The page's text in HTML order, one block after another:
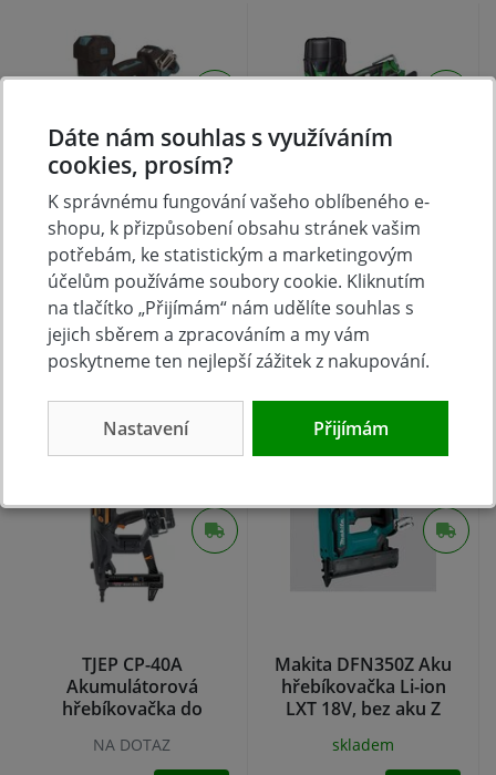
Makita DBN 610ZJ aku
hřebíkovačka Li-ion
LXT 18V, bez aku Z
skladem
11 158 Kč Koupit
Aku hřebíkovačka pro
tesařské kování
ANKER NR3665DAW6Z
Hikoki
skladem
12 799 Kč Koupit
TJEP CP-40A
Akumulátorová
hřebíkovačka do
mm
NA DOTAZ
Makita DFN350Z Aku
hřebíkovačka Li-ion
LXT 18V, bez aku Z
skladem
Dáte nám souhlas s využíváním
cookies, prosím?
K správnému fungování vašeho oblíbeného e-
shopu, k přizpůsobení obsahu stránek vašim
potřebám, ke statistickým a marketingovým
účelům používáme soubory cookie. Kliknutím
na tlačítko „Přijímám“ nám udělíte souhlas s
jejich sběrem a zpracováním a my vám
poskytneme ten nejlepší zážitek z nakupování.
Nastavení Přijímám